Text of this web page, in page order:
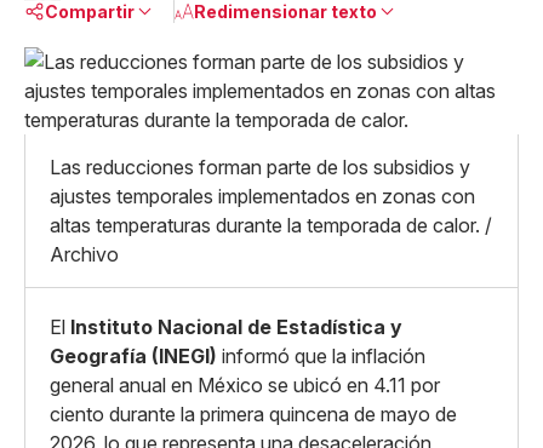
Compartir
Linkedin
Facebook
X
Whatsapp
Copiar enlace
Redimensionar texto
Pequeño
Mediano
Grande
Las reducciones forman parte de los subsidios y
ajustes temporales implementados en zonas con
altas temperaturas durante la temporada de calor. /
Archivo
El Instituto Nacional de Estadística y
Geografía (INEGI) informó que la inflación
general anual en México se ubicó en 4.11 por
ciento durante la primera quincena de mayo de
2026, lo que representa una desaceleración